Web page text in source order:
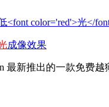
成像效果
最新推出的一款免费